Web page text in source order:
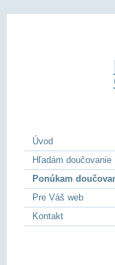
Úvod
Hľadám doučovanie
Ponúkam
Pre Váš web
Kontakt